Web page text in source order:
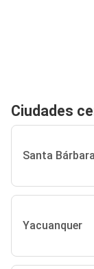
Ciudades
Santa
Yacuanquer